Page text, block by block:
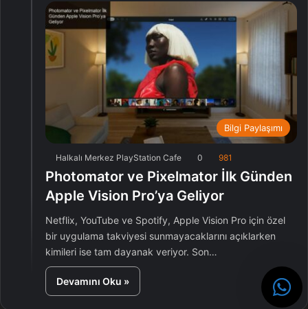
Bilgi Paylaşımı
Halkalı Merkez PlayStation Cafe 0 981
Photomator ve Pixelmator İlk Günden
Apple Vision Pro’ya Geliyor
Netflix, YouTube ve Spotify, Apple Vision Pro için özel
bir uygulama takviyesi sunmayacaklarını açıklarken
kimileri ise tam dayanak veriyor. Son…
Devamını Oku »